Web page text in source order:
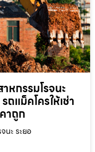
หกรรมโรจนะ
ถแม็คโครให้เช่า
าถูก
นะ ระยอ